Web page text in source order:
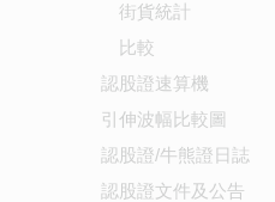
街貨統計
比較
認股證速算機
引伸波幅比較圖
認股證/牛熊證日誌
認股證文件及公告